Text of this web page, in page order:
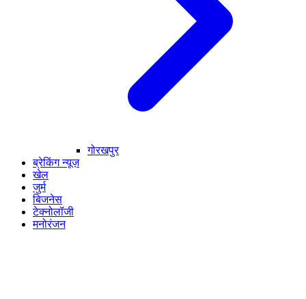
गोरखपुर
ब्रेकिंग न्यूज़
खेल
जुर्म
बिजनेस
टेक्नोलॉजी
मनोरंजन